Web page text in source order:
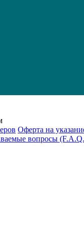
Оферта на
вопросы